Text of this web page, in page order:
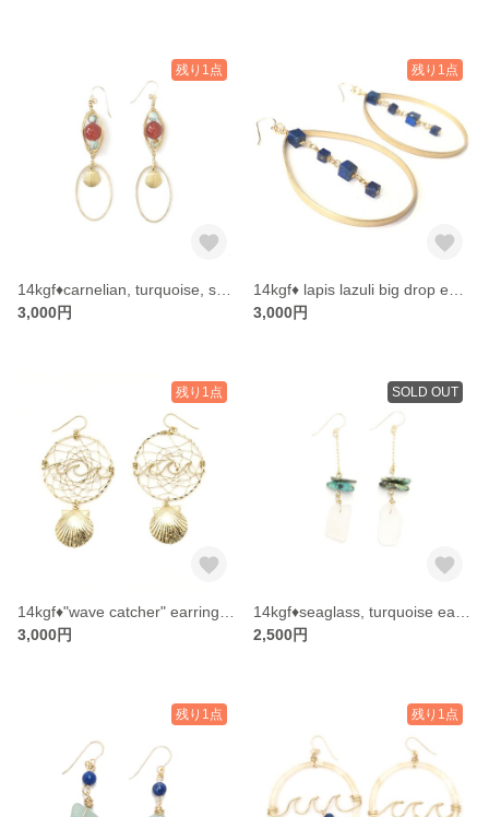
残り1点
3,000円
残り1点
3,000円
残り1点
3,000円
SOLD OUT
2,500円
残り1点 残り1点